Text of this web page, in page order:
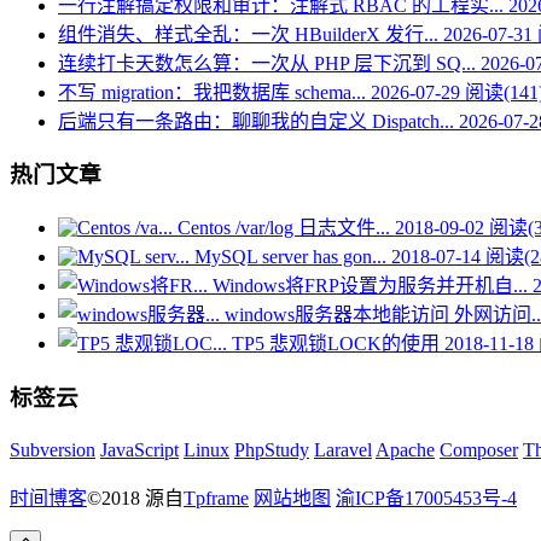
一行注解搞定权限和审计：注解式 RBAC 的工程实...
组件消失、样式全乱：一次 HBuilderX 发行... 2026-07-31
连续打卡天数怎么算：一次从 PHP 层下沉到 SQ... 2026-
不写 migration：我把数据库 schema... 2026-07-29 阅读
后端只有一条路由：聊聊我的自定义 Dispatch... 2026-07-
热门文章
Centos /var/log 日志文件... 2018-09-02 阅读
MySQL server has gon... 2018-07-14 阅读
Windows将FRP设置为服务并开机自...
windows服务器本地能访问 外网访问
TP5 悲观锁LOCK的使用 2018-11-18
标签云
Subversion JavaScript Linux PhpStudy LaravelApache Composer
时间博客©2018 源自Tpframe 网站地图 渝ICP备17005453号-4